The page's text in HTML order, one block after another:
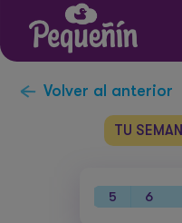
Volver al anterior
TU
5 6